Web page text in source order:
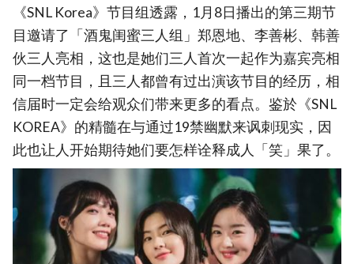
《SNL Korea》节目组透露，1月8日播出的第三期节
目邀请了「酒鬼闺蜜三人组」郑恩地、李善彬、韩善
伙三人亮相，这也是她们三人首次一起作为嘉宾亮相
同一档节目，且三人都曾有过出演该节目的经历，相
信届时一定会给观众们带来更多的看点。鉴於《SNL
KOREA》的精髓在与通过19禁幽默来讽刺现实，因
此也让人开始期待她们要怎样诠释成人「笑」果了。